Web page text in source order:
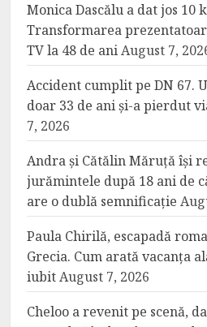
Monica Dascălu a dat jos 10
Transformarea
TV la 48 de aniAugust 7,
Accident cumplit pe DN 67.
doar 33 de ani și-a pierdut
7, 2026
Andra și Cătălin Măruță își
jurămintele după 18 ani de
are o dublă semnificație
Paula Chirilă, escapadă
Grecia. Cum arată vacanța
iubitAugust 7, 2026
Cheloo a revenit pe scenă,